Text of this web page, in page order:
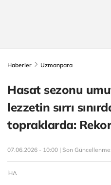
Haberler Uzmanpara
Hasat sezonu
lezzetin sırrı
topraklarda:
07.06.2026 - 10:00 | Son Güncellenme:
İHA